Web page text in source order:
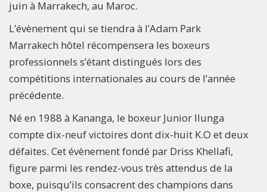
juin à Marrakech, au Maroc.
L’évènement qui se tiendra à l’Adam Park
Marrakech hôtel récompensera les boxeurs
professionnels s’étant distingués lors des
compétitions internationales au cours de l’année
précédente.
Né en 1988 à Kananga, le boxeur Junior Ilunga
compte dix-neuf victoires dont dix-huit K.O et deux
défaites. Cet évènement fondé par Driss Khellafi,
figure parmi les rendez-vous très attendus de la
boxe, puisqu’ils consacrent des champions dans